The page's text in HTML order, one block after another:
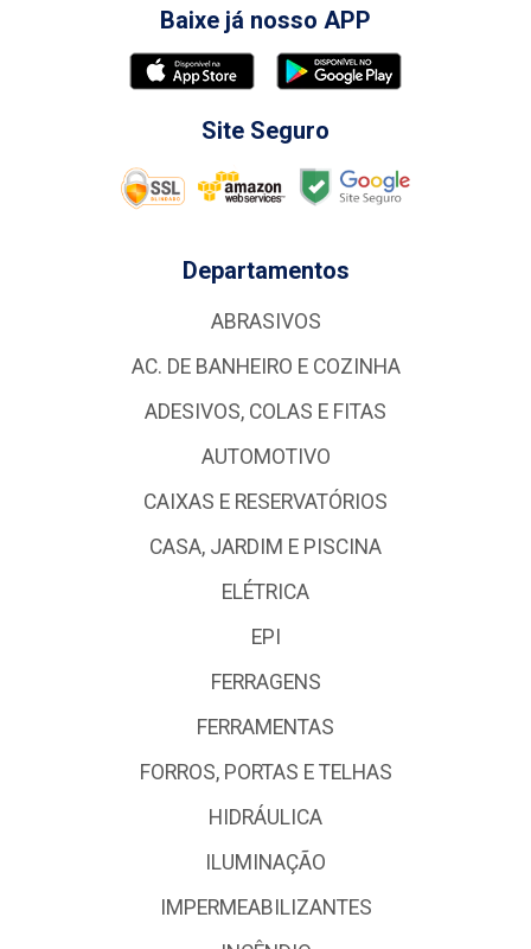
Baixe já nosso APP
Site Seguro
Departamentos
ABRASIVOS
AC. DE BANHEIRO E COZINHA
ADESIVOS, COLAS E FITAS
AUTOMOTIVO
CAIXAS E RESERVATÓRIOS
CASA, JARDIM E PISCINA
ELÉTRICA
EPI
FERRAGENS
FERRAMENTAS
FORROS, PORTAS E TELHAS
HIDRÁULICA
ILUMINAÇÃO
IMPERMEABILIZANTES